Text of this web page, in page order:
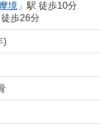
境」駅 徒歩10分
歩26分
)